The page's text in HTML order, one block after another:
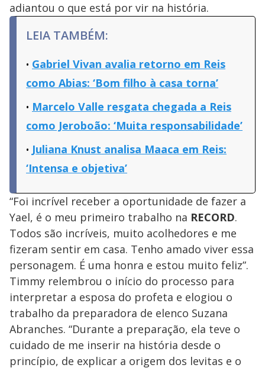
adiantou o que está por vir na história.
LEIA TAMBÉM:
Gabriel Vivan avalia retorno em Reis
como Abias: ‘Bom filho à casa torna’
Marcelo Valle resgata chegada a Reis
como Jeroboão: ‘Muita responsabilidade’
Juliana Knust analisa Maaca em Reis:
‘Intensa e objetiva’
“Foi incrível receber a oportunidade de fazer a
Yael, é o meu primeiro trabalho na RECORD.
Todos são incríveis, muito acolhedores e me
fizeram sentir em casa. Tenho amado viver essa
personagem. É uma honra e estou muito feliz”.
Timmy relembrou o início do processo para
interpretar a esposa do profeta e elogiou o
trabalho da preparadora de elenco Suzana
Abranches. “Durante a preparação, ela teve o
cuidado de me inserir na história desde o
princípio, de explicar a origem dos levitas e o